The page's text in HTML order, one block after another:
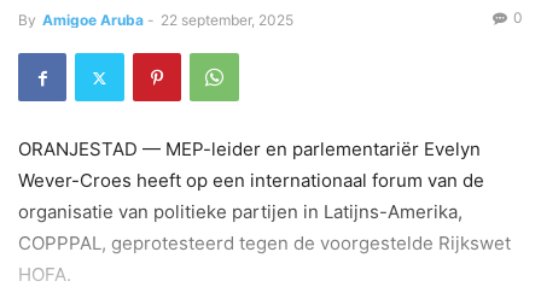
By Amigoe Aruba - 22 september, 2025 0
ORANJESTAD — MEP-leider en parlementariër Evelyn
Wever-Croes heeft op een internationaal forum van de
organisatie van politieke partijen in Latijns-Amerika,
COPPPAL, geprotesteerd tegen de voorgestelde Rijkswet
HOFA.